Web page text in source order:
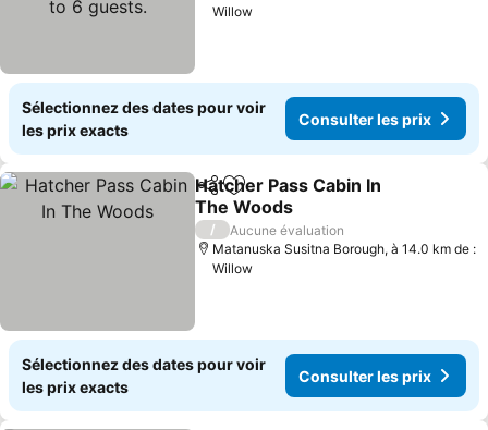
Willow
Sélectionnez des dates pour voir
les prix exacts
Consulter les prix
PartagerAjouter à mes favoris
Hatcher Pass Cabin In
The Woods
/
Aucune évaluation
Matanuska Susitna Borough, à 14.0 km de :
Willow
Sélectionnez des dates pour voir
les prix exacts
Consulter les prix